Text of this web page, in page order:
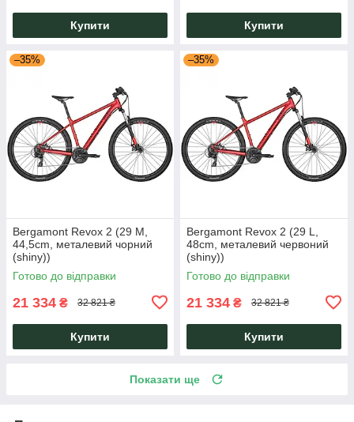
Купити Купити
–35%
Bergamont Revox 2 (29 M,
44,5cm, металевий чорний
(shiny))
Готово до відправки
21 334 ₴ 32 821 ₴
Купити
–35%
Bergamont Revox 2 (29 L,
48cm, металевий червоний
(shiny))
Готово до відправки
21 334 ₴ 32 821 ₴
Купити
Показати ще